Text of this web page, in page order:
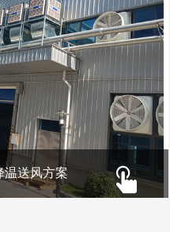
温送风方案